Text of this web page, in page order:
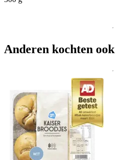
Anderen kochten ook